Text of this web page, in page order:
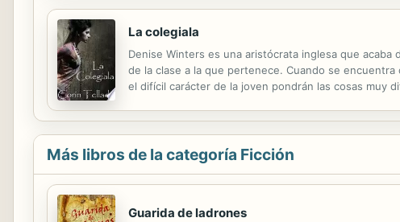
La colegiala
Denise Winters es una aristócrata inglesa que
de la clase a la que pertenece. Cuando se
el difícil carácter de la joven pondrán las cosas muy
Más libros de la categoría Ficción
Guarida de ladrones